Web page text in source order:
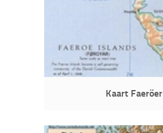
Kaart Faeröer